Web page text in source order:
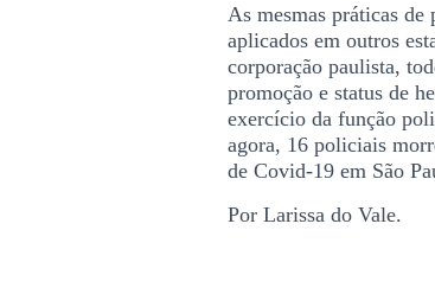
As mesmas práticas de
aplicados em outros
corporação paulista,
promoção e status de
exercício da função
agora, 16 policiais
de Covid-19 em São
Por Larissa do Vale.